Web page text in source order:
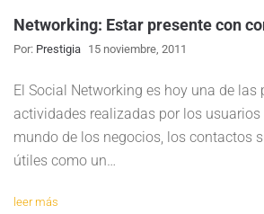
Networking: Estar presente con
Por: Prestigia 15 noviembre, 2011
El Social Networking es hoy una de las
actividades realizadas por los usuarios
mundo de los negocios, los contactos
útiles como un…
leer más